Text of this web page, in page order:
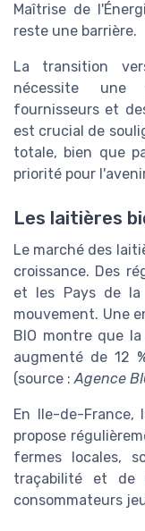
Maîtrise de
reste une barrière.
La transition
nécessite une
fournisseurs et
est crucial de
totale, bien que
priorité pour
Les laitières
Le marché des
croissance. Des
et les Pays de
mouvement. Une
BIO montre que
augmenté de 12
(source : Agence
En Ile-de-France,
propose
fermes locales,
traçabilité et de
consommateurs